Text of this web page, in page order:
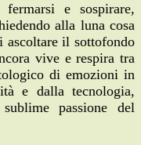
e sospirare,
alla luna cosa
ascoltare il sottofondo
vive e respira tra
di emozioni in
e dalla tecnologia,
passione del